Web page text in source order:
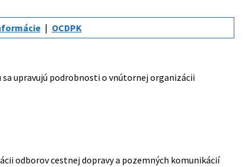
OCDPK
upravujú podrobnosti o vnútornej organizácii
odborov cestnej dopravy a pozemných komunikácií